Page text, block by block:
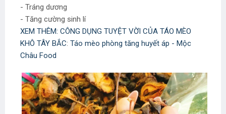
- Tráng dương
- Tăng cường sinh lí
XEM THÊM: CÔNG DỤNG TUYỆT VỜI CỦA TÁO MÈO
KHÔ TÂY BẮC: Táo mèo phòng tăng huyết áp - Mộc
Châu Food